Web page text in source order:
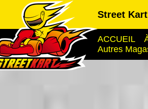
Street
ACCUEIL
Autres